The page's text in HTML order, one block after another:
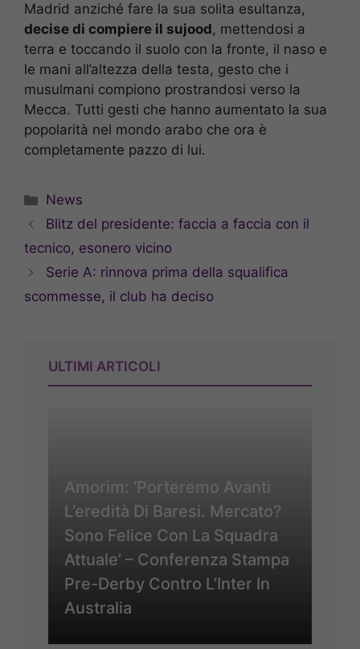
Madrid anziché fare la sua solita esultanza,
decise di compiere il sujood, mettendosi a
terra e toccando il suolo con la fronte, il naso e
le mani all’altezza della testa, gesto che i
musulmani compiono prostrandosi verso la
Mecca. Tutti gesti che hanno aumentato la sua
popolarità nel mondo arabo che ora è
completamente pazzo di lui.
Categorie
News
Blitz del presidente: faccia a faccia con il
tecnico, esonero vicino
Serie A: rinnova prima della squalifica
scommesse, il club ha deciso
ULTIMI ARTICOLI
Amorim: ‘Porteremo Avanti
L’eredità Di Baresi. Mercato?
Sono Felice Con La Squadra
Attuale’ – Conferenza Stampa
Pre-Derby Contro L’Inter In
Australia